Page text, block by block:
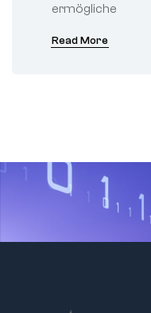
ermögliche
Read More